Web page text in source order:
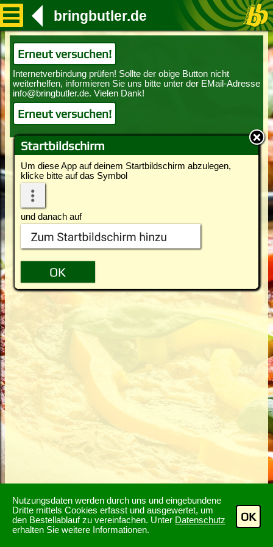
Nutzungsdaten werden durch uns und eingebundene
Dritte mittels Cookies erfasst und ausgewertet, um
den Bestellablauf zu vereinfachen. Unter Datenschutz
erhalten Sie weitere Informationen.
OK
Startbildschirm
Um diese App auf deinem Startbildschirm abzulegen,
klicke bitte auf das Symbol
und danach auf
bringbutler.de
Erneut versuchen!
Erneut versuchen!